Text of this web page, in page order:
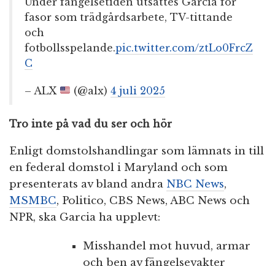
fasor som trädgårdsarbete, TV-tittande
och
fotbollsspelande.pic.twitter.com/ztLo0FrcZ
C
– ALX (@alx)4 juli 2025
Tro inte på vad du ser och hör
Enligt domstolshandlingar som lämnats in till
en federal domstol i Maryland och som
presenterats av bland andra NBC News,
MSMBC, Politico, CBS News, ABC News och
NPR, ska Garcia ha upplevt:
Misshandel mot huvud, armar
och ben av fängelsevakter